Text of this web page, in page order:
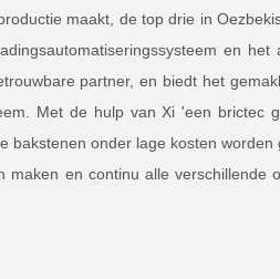
maakt, de top drie in
en
partner, en biedt het
Met de hulp van Xi 'een brictec
onder lage kosten worden
en continu alle verschillende